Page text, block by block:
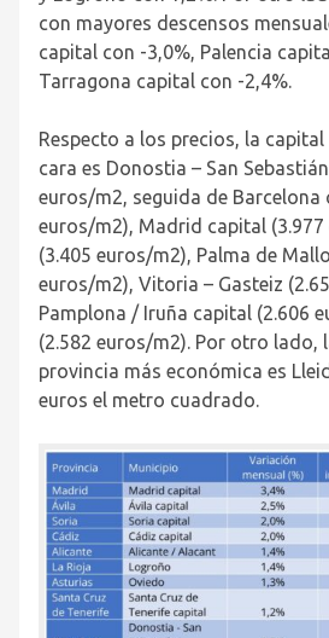
con mayores descensos
capital con -3,0%, Palencia
Tarragona capital con -2,4%.
Respecto a los precios, la
cara es Donostia – San
euros/m2, seguida de Barcelona
euros/m2), Madrid capital
(3.405 euros/m2), Palma de
euros/m2), Vitoria – Gasteiz
Pamplona / Iruña capital (2.606
(2.582 euros/m2). Por otro lado,
provincia más económica es
euros el metro cuadrado.